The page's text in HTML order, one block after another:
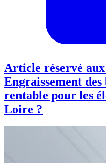
Article réservé aux
Engraissement
rentable pour les
Loire ?